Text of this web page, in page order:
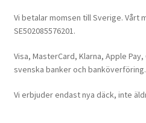
Vi betalar momsen till Sverige. Vårt
SE502085576201.
Visa, MasterCard, Klarna, Apple
svenska banker och banköverföring.
Vi erbjuder endast nya däck, inte